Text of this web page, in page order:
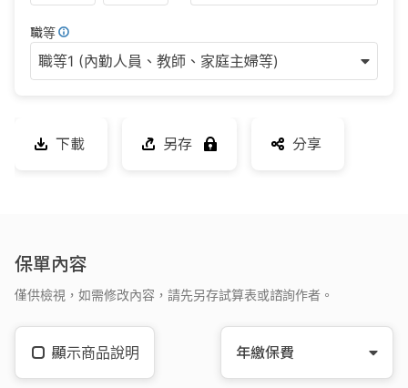
職等
職等1 (內勤人員、教師、家庭主婦等)
下載 另存 分享
保單內容
僅供檢視，如需修改內容，請先另存試算表或諮詢作者。
顯示商品說明 年繳保費